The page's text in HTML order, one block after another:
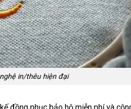
in/thêu hiện đại